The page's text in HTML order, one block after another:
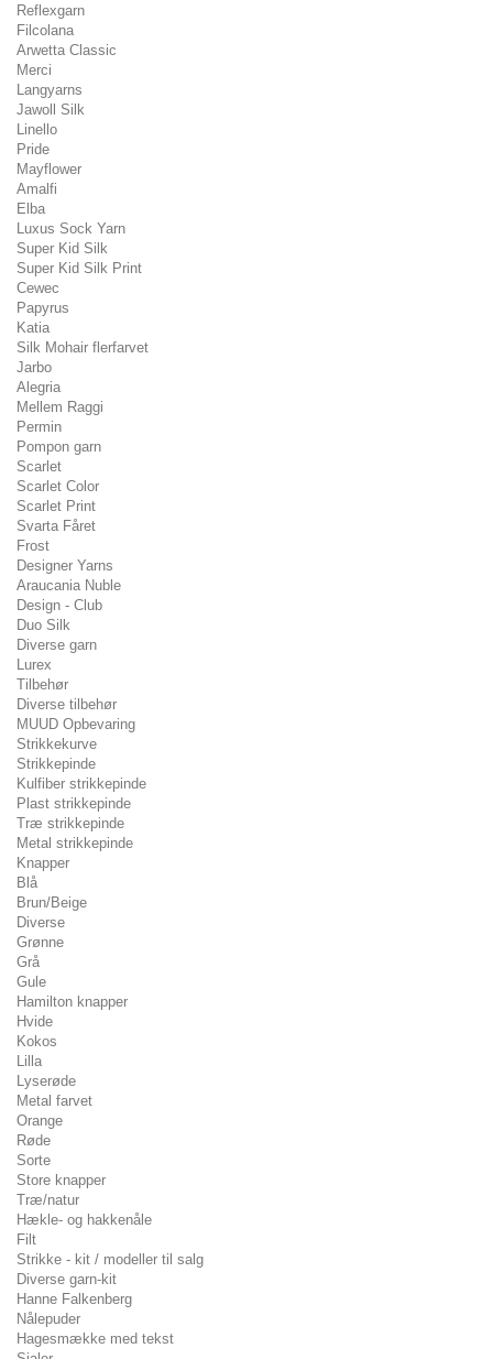
Reflexgarn
Filcolana
Arwetta Classic
Merci
Langyarns
Jawoll Silk
Linello
Pride
Mayflower
Amalfi
Elba
Luxus Sock Yarn
Super Kid Silk
Super Kid Silk Print
Cewec
Papyrus
Katia
Silk Mohair flerfarvet
Jarbo
Alegria
Mellem Raggi
Permin
Pompon garn
Scarlet
Scarlet Color
Scarlet Print
Svarta Fåret
Frost
Designer Yarns
Araucania Nuble
Design - Club
Duo Silk
Diverse garn
Lurex
Tilbehør
Diverse tilbehør
MUUD Opbevaring
Strikkekurve
Strikkepinde
Kulfiber strikkepinde
Plast strikkepinde
Træ strikkepinde
Metal strikkepinde
Knapper
Blå
Brun/Beige
Diverse
Grønne
Grå
Gule
Hamilton knapper
Hvide
Kokos
Lilla
Lyserøde
Metal farvet
Orange
Røde
Sorte
Store knapper
Træ/natur
Hækle- og hakkenåle
Filt
Strikke - kit / modeller til salg
Diverse garn-kit
Hanne Falkenberg
Nålepuder
Hagesmække med tekst